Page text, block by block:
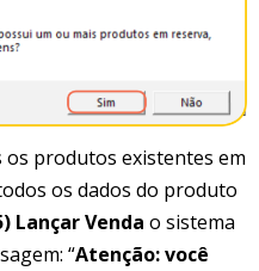
produtos existentes em
os dados do produto
Lançar Venda o sistema
“Atenção: você